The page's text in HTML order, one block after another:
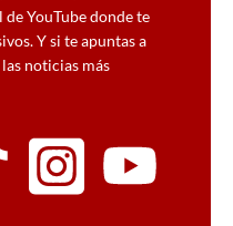
YouTube donde te
Y si te apuntas a
noticias más